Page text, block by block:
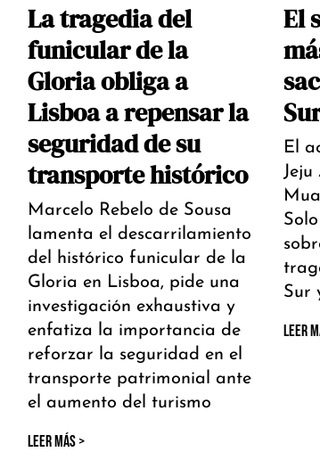
La tragedia del
funicular de la
Gloria obliga a
Lisboa a repensar la
seguridad de su
transporte histórico
Marcelo Rebelo de Sousa
lamenta el descarrilamiento
del histórico funicular de la
Gloria en Lisboa, pide una
investigación exhaustiva y
enfatiza la importancia de
reforzar la seguridad en el
transporte patrimonial ante
el aumento del turismo
LEER MÁS >
El
El
Sur
LEER